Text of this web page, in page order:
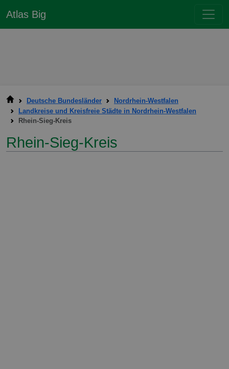
Atlas Big
Deutsche Bundesländer
Nordrhein-Westfalen
Landkreise und Kreisfreie Städte in Nordrhein-Westfalen
Rhein-Sieg-Kreis
Rhein-Sieg-Kreis